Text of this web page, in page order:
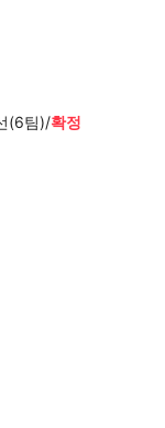
(6팀)/확정